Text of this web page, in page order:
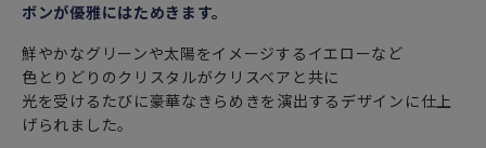
ボンが優雅にはためきます。
鮮やかなグリーンや太陽をイメージするイエローなど
色とりどりのクリスタルがクリスベアと共に
光を受けるたびに豪華なきらめきを演出するデザインに仕上
げられました。